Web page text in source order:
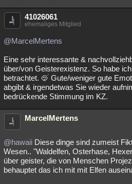
41026061
ehemaliges Mitglied
@MarcelMertens
Eine sehr interessante &
über/von Geisterexistenz. So habe
betrachtet.
Gute/weniger gute
abgibt & irgendetwas Sie wieder
bedrückende Stimmung im KZ.
MarcelMertens
@hawaii Diese dinge sind zumeist
Wesen.. "Waldelfen, Osterhase,
über geister, die von Menschen
behauptet das ich mit mit Elfen